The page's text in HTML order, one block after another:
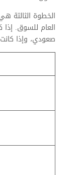
الخطوة الثالثة
العام للسوق.
صعودي، وإذا